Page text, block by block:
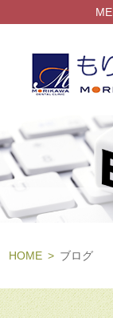
HOME ブログ